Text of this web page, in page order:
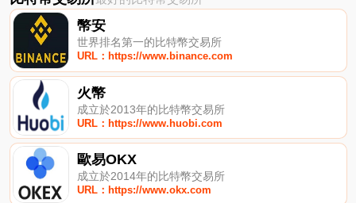
幣安
世界排名第一的比特幣交易所
URL：https://www.binance.com
火幣
成立於2013年的比特幣交易所
URL：https://www.huobi.com
歐易OKX
成立於2014年的比特幣交易所
URL：https://www.okx.com